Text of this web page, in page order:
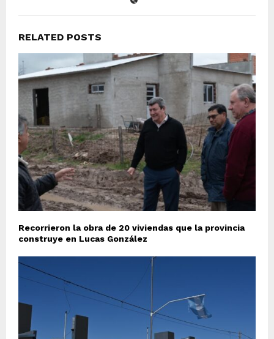
RELATED POSTS
Recorrieron la obra de 20 viviendas que la provincia
construye en Lucas González